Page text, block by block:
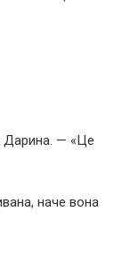
Дарина. — «Це
наче вона